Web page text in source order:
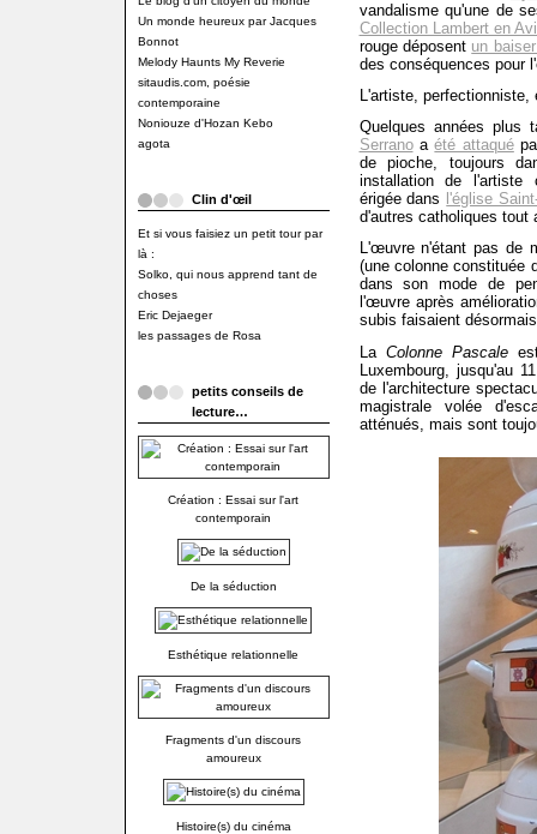
Un monde heureux par Jacques
Bonnot
Melody Haunts My Reverie
sitaudis.com, poésie
contemporaine
Noniouze d'Hozan Kebo
agota
Clin d'œil
Et si vous faisiez un petit tour par
là :
Solko, qui nous apprend tant de
choses
Eric Dejaeger
les passages de Rosa
petits conseils de
lecture…
Création : Essai sur l'art
contemporain
De la séduction
Esthétique relationnelle
Fragments d'un discours
amoureux
Histoire(s) du cinéma
vandalisme qu'une de
Collection Lambert en
rouge déposent un
des conséquences pour
L'artiste,
Quelques années
Serranoaété attaqué
de pioche, toujours
installation de l'artiste
érigée dans l'église
d'autres catholiques tout
L'œuvre n'étant pas de
(une colonne constituée
dans son mode de
l'œuvre après
subis faisaient
La Colonne Pascaleest
Luxembourg, jusqu'au
de l'architecture
magistrale volée
atténués, mais sont